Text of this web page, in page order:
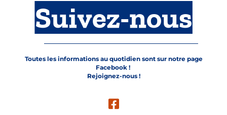
Suivez-nous
Toutes les informations au quotidien sont sur notre page
Facebook !
Rejoignez-nous !